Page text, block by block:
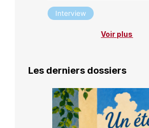
Interview
Voir plus
Les derniers dossiers